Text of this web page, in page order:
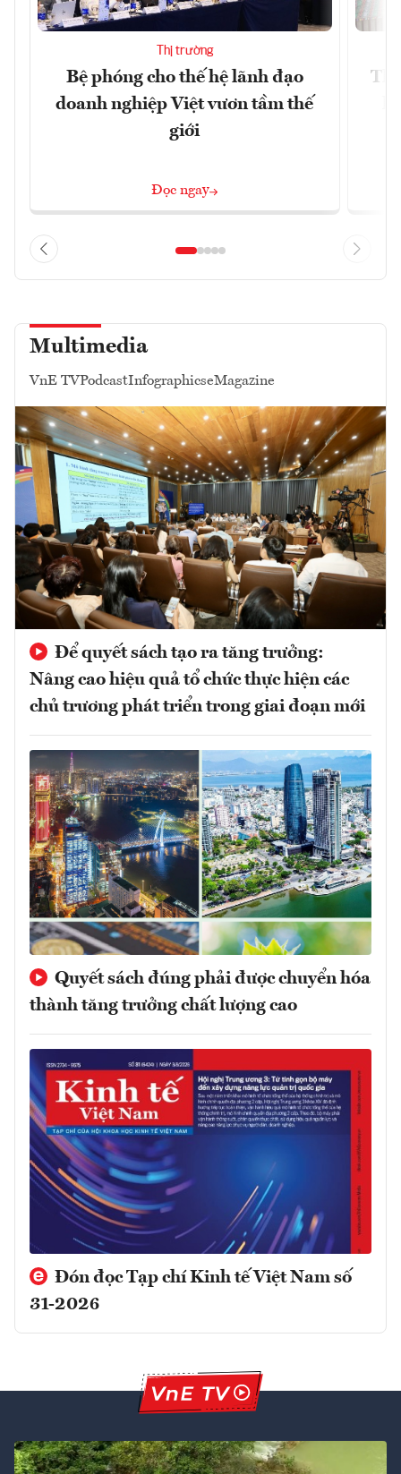
Thị trường
Bệ phóng cho thế hệ lãnh đạo
doanh nghiệp Việt vươn tầm thế
giới
Đọc ngay
Multimedia
VnE TVPodcastInfographicseMagazine
Để quyết sách tạo ra tăng trưởng:
Nâng cao hiệu quả tổ chức thực hiện các
chủ trương phát triển trong giai đoạn mới
Quyết sách đúng phải được chuyển hóa
thành tăng trưởng chất lượng cao
Đón đọc Tạp chí Kinh tế Việt Nam số
31-2026